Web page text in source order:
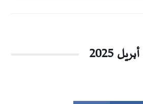
أبريل 2025